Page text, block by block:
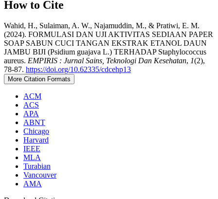
How to Cite
Wahid, H., Sulaiman, A. W., Najamuddin, M., & Pratiwi, E. M.
(2024). FORMULASI DAN UJI AKTIVITAS SEDIAAN PAPER
SOAP SABUN CUCI TANGAN EKSTRAK ETANOL DAUN
JAMBU BIJI (Psidium guajava L.) TERHADAP Staphylococcus
aureus. EMPIRIS : Jurnal Sains, Teknologi Dan Kesehatan, 1(2),
78-87. https://doi.org/10.62335/cdcehp13
More Citation Formats
ACM
ACS
APA
ABNT
Chicago
Harvard
IEEE
MLA
Turabian
Vancouver
AMA